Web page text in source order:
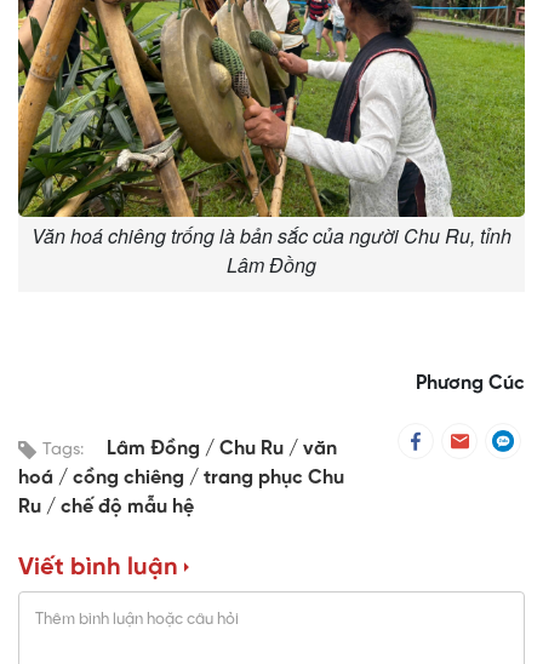
Văn hoá chiêng trống là bản sắc của người Chu Ru, tỉnh
Lâm Đồng
Phương Cúc
Tags: Lâm Đồng Chu Ru
văn
hoá
cồng chiêng
trang phục Chu
Ru
chế độ mẫu hệ
Viết bình luận